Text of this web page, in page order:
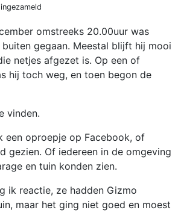
ingezameld
omstreeks 20.00uur was
gegaan. Meestal blijft hij mooi
netjes afgezet is. Op een of
hij toch weg, en toen begon de
vinden.
een oproepje op Facebook, of
gezien. Of iedereen in de omgeving
en tuin konden zien.
ik reactie, ze hadden Gizmo
maar het ging niet goed en moest